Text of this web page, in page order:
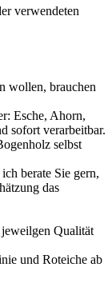
verwendeten
wollen, brauchen
Esche, Ahorn,
sofort verarbeitbar.
selbst
berate Sie gern,
das
Qualität
und Roteiche ab